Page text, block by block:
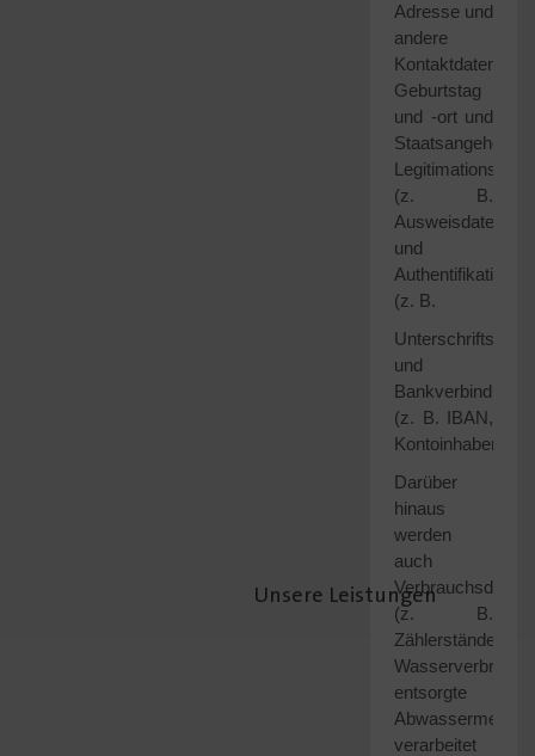
Unsere Leistungen
Adresse und
andere
Kontaktdaten,
Geburtstag
und -ort und
(z. B.
Ausweisdaten)
und
(z. B.
und
(z. B. IBAN,
Kontoinhaber).
Darüber
hinaus
werden
auch
Verbrauchsdaten
(z. B.
Zählerstände,
entsorgte
verarbeitet